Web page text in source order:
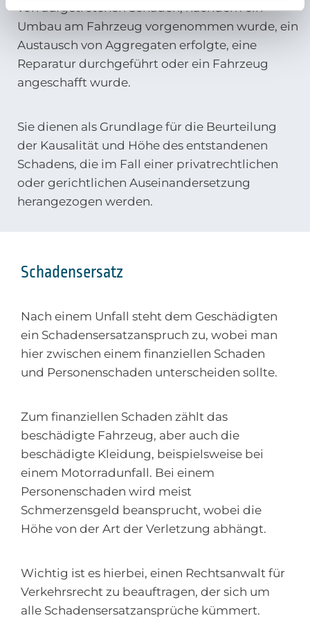
von aufgetretenen Schäden, nachdem ein
Umbau am Fahrzeug vorgenommen wurde, ein
Austausch von Aggregaten erfolgte, eine
Reparatur durchgeführt oder ein Fahrzeug
angeschafft wurde.
Sie dienen als Grundlage für die Beurteilung
der Kausalität und Höhe des entstandenen
Schadens, die im Fall einer privatrechtlichen
oder gerichtlichen Auseinandersetzung
herangezogen werden.
Schadensersatz
Nach einem Unfall steht dem Geschädigten
ein Schadensersatzanspruch zu, wobei man
hier zwischen einem finanziellen Schaden
und Personenschaden unterscheiden sollte.
Zum finanziellen Schaden zählt das
beschädigte Fahrzeug, aber auch die
beschädigte Kleidung, beispielsweise bei
einem Motorradunfall. Bei einem
Personenschaden wird meist
Schmerzensgeld beansprucht, wobei die
Höhe von der Art der Verletzung abhängt.
Wichtig ist es hierbei, einen Rechtsanwalt für
Verkehrsrecht zu beauftragen, der sich um
alle Schadensersatzansprüche kümmert.